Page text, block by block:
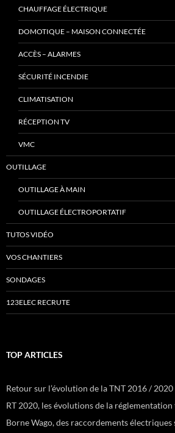
CHAUFFAGE ÉLECTRIQUE
DOMOTIQUE – MAISON CONNECTÉE
ACCÈS – ALARMES
SÉCURITÉ INCENDIE
CLIMATISATION
RÉCEPTION TV
VMC
OUTILLAGE
OUTILLAGE À MAIN
OUTILLAGE ÉLECTROPORTATIF
TUTOS VIDÉO
VOS CHANTIERS
SONDAGES
123ELEC RECRUTE
TOP ARTICLES
Retour sur l’évolution de la TNT 2016 / 2020
RT 2020, les évolutions de la
Borne Wago, des raccordements